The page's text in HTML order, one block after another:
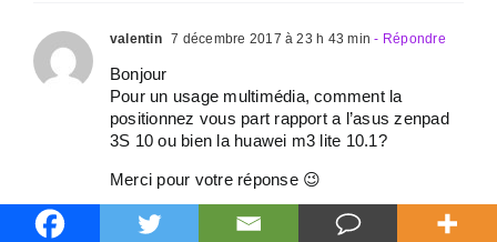
valentin 7 décembre 2017 à 23 h 43 min - Répondre
Bonjour
Pour un usage multimédia, comment la
positionnez vous part rapport a l’asus zenpad
3S 10 ou bien la huawei m3 lite 10.1?
Merci pour votre réponse 😉